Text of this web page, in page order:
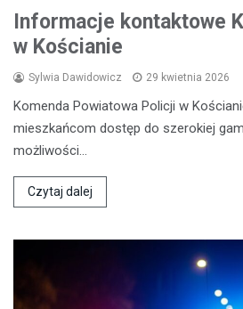
Informacje kontaktowe
w Kościanie
Sylwia Dawidowicz 29 kwietnia 2026
Komenda Powiatowa Policji w
mieszkańcom dostęp do szerokiej
możliwości…
Czytaj dalej